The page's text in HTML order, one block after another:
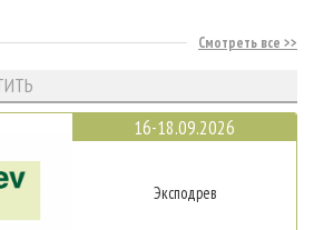
Смотреть все
16-18.09.2026
Эксподрев